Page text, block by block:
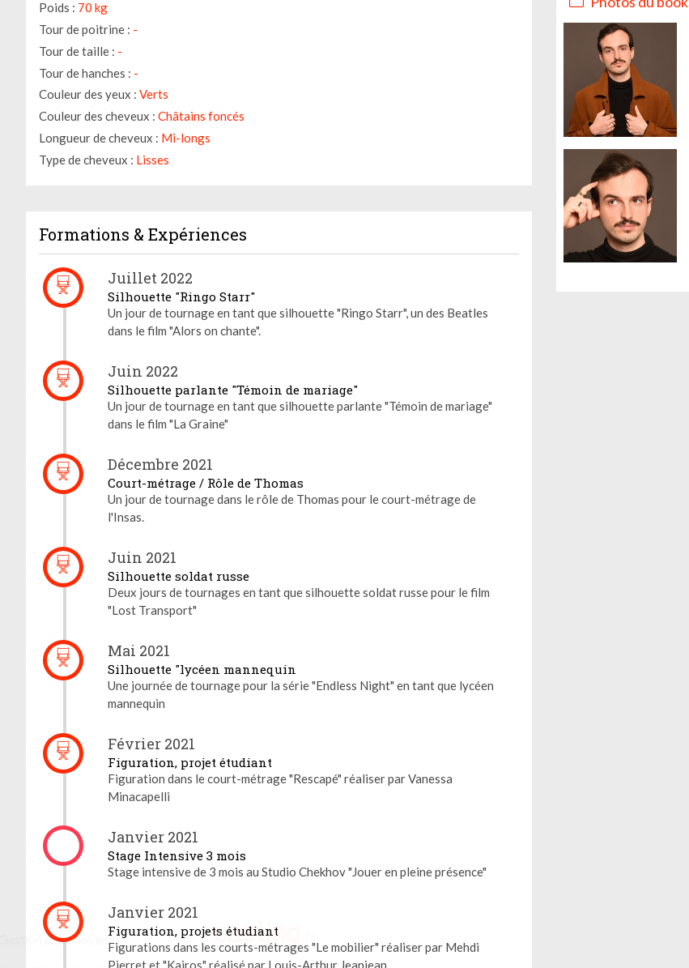
Poids : 70 kg
Tour de poitrine : -
Tour de taille : -
Tour de hanches : -
Couleur des yeux : Verts
Couleur des cheveux : Châtains foncés
Longueur de cheveux : Mi-longs
Type de cheveux : Lisses
Formations & Expériences
Juillet 2022
Silhouette "Ringo Starr"
Un jour de tournage en tant que silhouette "Ringo Starr", un des Beatles
dans le film "Alors on chante".
Juin 2022
Silhouette parlante "Témoin de mariage"
Un jour de tournage en tant que silhouette parlante "Témoin de mariage"
dans le film "La Graine"
Décembre 2021
Court-métrage / Rôle de Thomas
Un jour de tournage dans le rôle de Thomas pour le court-métrage de
l'Insas.
Juin 2021
Silhouette soldat russe
Deux jours de tournages en tant que silhouette soldat russe pour le film
"Lost Transport"
Mai 2021
Silhouette "lycéen mannequin
Une journée de tournage pour la série "Endless Night" en tant que lycéen
mannequin
Février 2021
Figuration, projet étudiant
Figuration dans le court-métrage "Rescapé" réaliser par Vanessa
Minacapelli
Janvier 2021
Stage Intensive 3 mois
Stage intensive de 3 mois au Studio Chekhov "Jouer en pleine présence"
Janvier 2021
Figuration, projets étudiant
Figurations dans les courts-métrages "Le mobilier" réaliser par Mehdi
Pierret et "Kairos" réalisé par Louis-Arthur Jeanjean
Gestion des cookies